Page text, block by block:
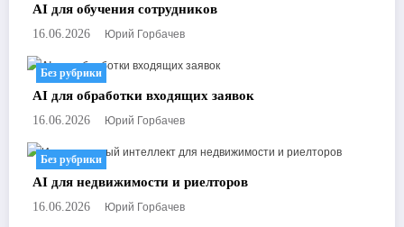
AI для обучения сотрудников
16.06.2026 Юрий Горбачев
Без рубрики
AI для обработки входящих заявок
16.06.2026 Юрий Горбачев
Без рубрики
AI для недвижимости и риелторов
16.06.2026 Юрий Горбачев